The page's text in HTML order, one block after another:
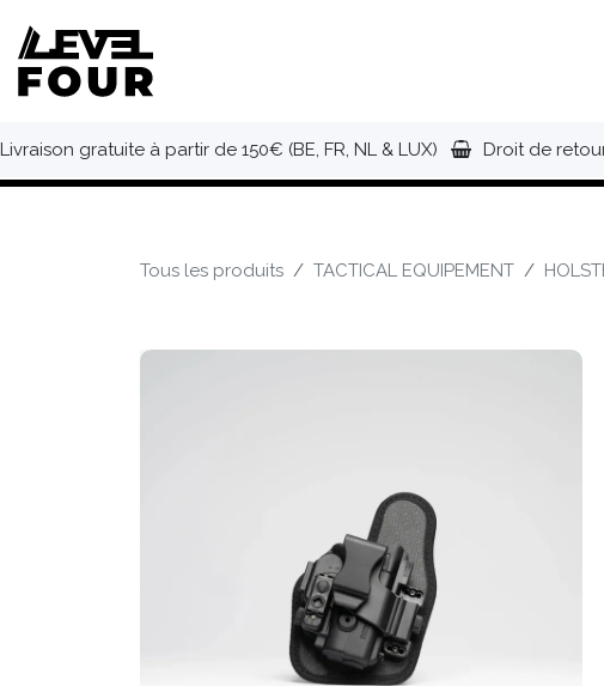
Livraison gratuite à partir de 150€ (BE, FR, NL & LUX) Droit de
Tous les produits TACTICAL EQUIPEMENT